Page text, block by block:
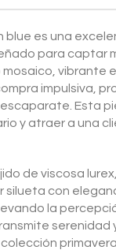
blue es una
para captar
vibrante
impulsiva,
Esta
y atraer a una
de viscosa
con
la
serenidad